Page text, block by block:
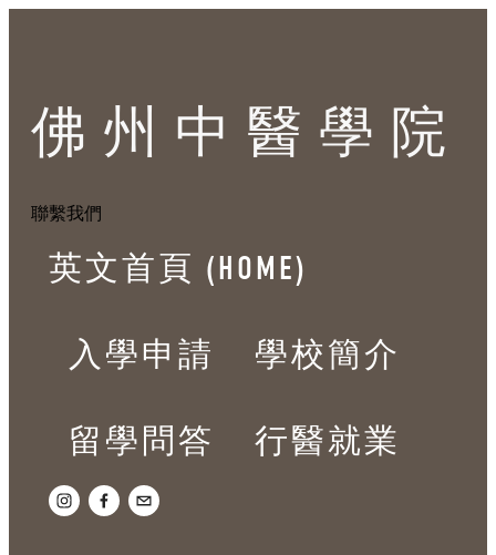
佛州中醫學院
聯繫我們
英文首頁 (HOME)
入學申請 學校簡介
留學問答 行醫就業